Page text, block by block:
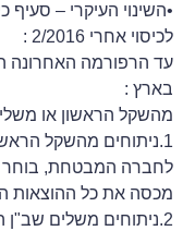
•השינוי העיקרי –
לכיסוי אחרי 2/2016 :
עד הרפורמה האחרונה
בארץ :
מהשקל הראשון או
1.ניתוחים מהשקל
לחברה המבטחת, בוחר
מכסה את כל ההוצאות
2.ניתוחים משלים